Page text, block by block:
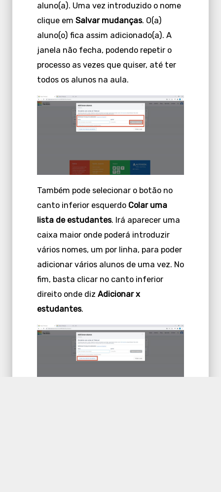
aluno(a). Uma vez introduzido o nome
clique em Salvar mudanças. O(a)
aluno(o) fica assim adicionado(a). A
janela não fecha, podendo repetir o
processo as vezes que quiser, até ter
todos os alunos na aula.
Também pode selecionar o botão no
canto inferior esquerdo Colar uma
lista de estudantes. Irá aparecer uma
caixa maior onde poderá introduzir
vários nomes, um por linha, para poder
adicionar vários alunos de uma vez. No
fim, basta clicar no canto inferior
direito onde diz Adicionar x
estudantes.